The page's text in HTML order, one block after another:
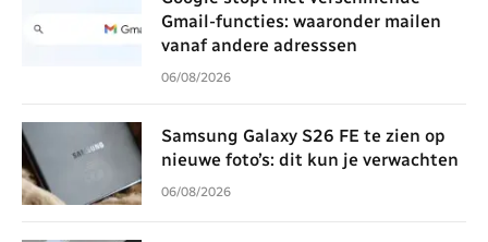
Gmail-functies: waaronder mailen
vanaf andere adresssen
06/08/2026
Samsung Galaxy S26 FE te zien op
nieuwe foto’s: dit kun je verwachten
06/08/2026